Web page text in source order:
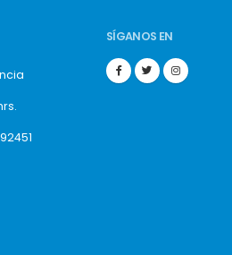
SÍGANOS EN